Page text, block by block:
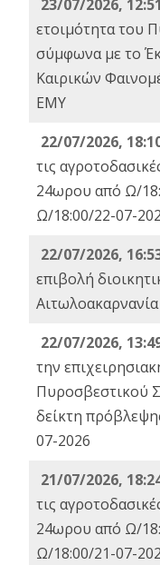
23/07/2026,
ετοιμότητα του
σύμφωνα με το
Καιρικών
ΕΜΥ
22/07/2026,
τις
24ωρου από Ω/
Ω/18:00/22-07-
22/07/2026,
επιβολή
22/07/2026,
την
Πυροσβεστικού
δείκτη
07-2026
21/07/2026,
τις
24ωρου από Ω/
Ω/18:00/21-07-